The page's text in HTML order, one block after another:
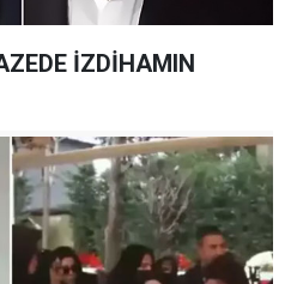
İZDİHAMIN